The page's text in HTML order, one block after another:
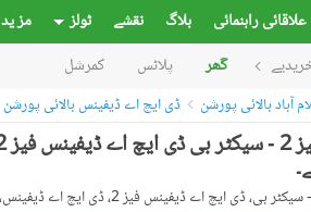
علاقائی راہنمائی بلاگ نقشے ٹولز مز ید
گھر پلاٹس کمرشل
آباد بالائی پورشن ڈی ایچ اے ڈیفینس بالائی پورشن